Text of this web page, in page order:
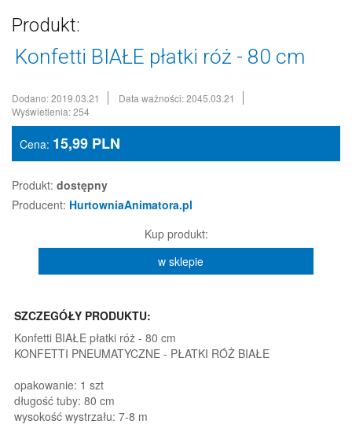
Produkt:
Konfetti BIAŁE płatki róż - 80 cm
Dodano: 2019.03.21
Data ważności: 2045.03.21
Wyświetlenia: 254
Cena: 15,99 PLN
Produkt: dostępny
Producent: HurtowniaAnimatora.pl
Kup produkt:
w sklepie
SZCZEGÓŁY PRODUKTU:
Konfetti BIAŁE płatki róż - 80 cm
KONFETTI PNEUMATYCZNE - PŁATKI RÓŻ BIAŁE
opakowanie: 1 szt
długość tuby: 80 cm
wysokość wystrzału: 7-8 m